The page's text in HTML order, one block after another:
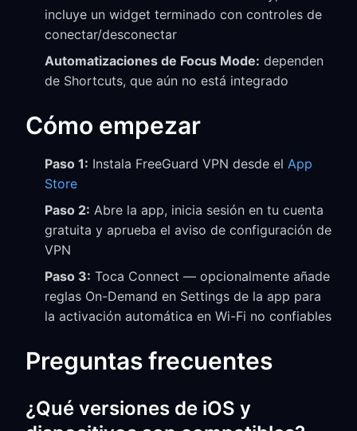
incluye un widget terminado con controles de
conectar/desconectar
Automatizaciones de Focus Mode: dependen
de Shortcuts, que aún no está integrado
Cómo empezar
Paso 1: Instala FreeGuard VPN desde el App
Store
Paso 2: Abre la app, inicia sesión en tu cuenta
gratuita y aprueba el aviso de configuración de
VPN
Paso 3: Toca Connect — opcionalmente añade
reglas On-Demand en Settings de la app para
la activación automática en Wi-Fi no confiables
Preguntas frecuentes
¿Qué versiones de iOS y